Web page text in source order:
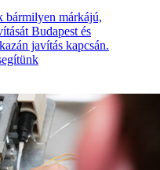
bármilyen márkájú,
Budapest és
javítás kapcsán.